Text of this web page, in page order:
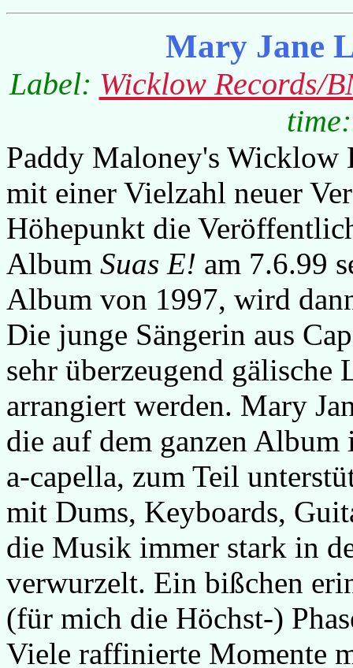
Mary Jane
Label: Wicklow Records/
Paddy Maloney's Wicklow
mit einer Vielzahl neuer
Höhepunkt die
Album Suas E! am 7.6.99
Album von 1997, wird
Die junge Sängerin aus
sehr überzeugend
arrangiert werden. Mary
die auf dem ganzen
a-capella, zum Teil
mit Dums, Keyboards,
die Musik immer stark in
verwurzelt. Ein bißchen
(für mich die Höchst-)
Viele raffinierte Momente